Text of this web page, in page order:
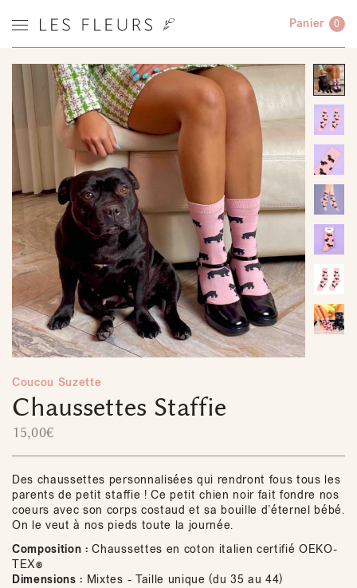
Panier 0
Coucou Suzette
Chaussettes Staffie
15,00€
Des chaussettes personnalisées qui rendront fous tous les
parents de petit staffie ! Ce petit chien noir fait fondre nos
coeurs avec son corps costaud et sa bouille d’éternel bébé.
On le veut à nos pieds toute la journée.
Composition : Chaussettes en coton italien certifié OEKO-
TEX®️
Dimensions : Mixtes - Taille unique (du 35 au 44)